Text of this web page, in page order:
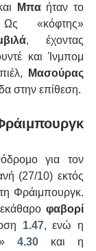
Μπα ήταν το
Ως «κόφτης»
, έχοντας
και Ίνμπομ
Μασούρας
στην επίθεση.
για τον
(27/10) εκτός
Φράιμπουργκ.
φαβορί
1.47, ενώ η
4.30 και η